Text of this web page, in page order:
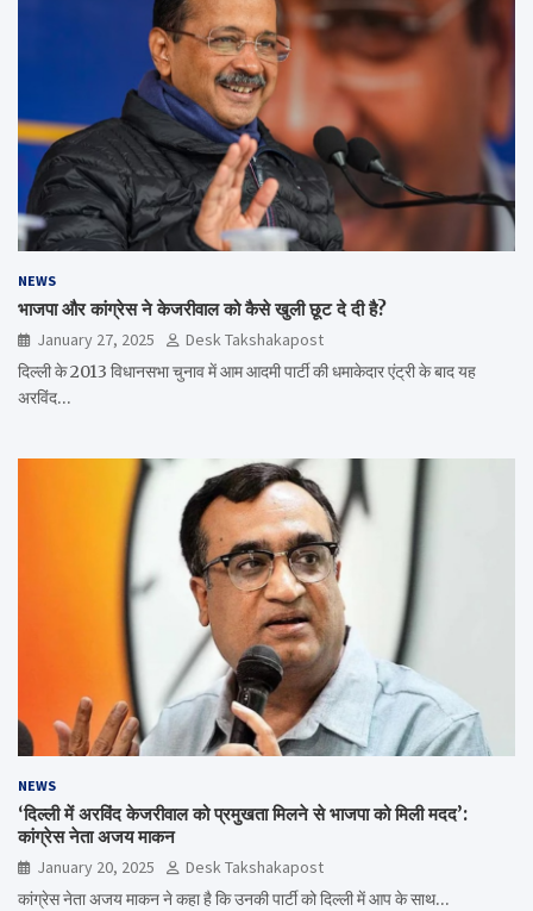
NEWS
भाजपा और कांग्रेस ने केजरीवाल को कैसे खुली छूट दे दी है?
January 27, 2025
Desk Takshakapost
दिल्ली के 2013 विधानसभा चुनाव में आम आदमी पार्टी की धमाकेदार एंट्री के बाद यह
अरविंद…
NEWS
‘दिल्ली में अरविंद केजरीवाल को प्रमुखता मिलने से भाजपा को मिली मदद’:
कांग्रेस नेता अजय माकन
January 20, 2025
Desk Takshakapost
कांग्रेस नेता अजय माकन ने कहा है कि उनकी पार्टी को दिल्ली में आप के साथ…